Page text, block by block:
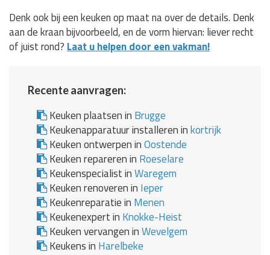
Denk ook bij een keuken op maat na over de details. Denk
aan de kraan bijvoorbeeld, en de vorm hiervan: liever recht
of juist rond? Laat u helpen door een vakman!
Recente aanvragen:
Keuken plaatsen in Brugge
Keukenapparatuur installeren inkortrijk
Keuken ontwerpen inOostende
Keuken repareren in Roeselare
Keukenspecialist inWaregem
Keuken renoveren in Ieper
Keukenreparatie in Menen
Keukenexpert in Knokke-Heist
Keuken vervangen inWevelgem
Keukens in Harelbeke